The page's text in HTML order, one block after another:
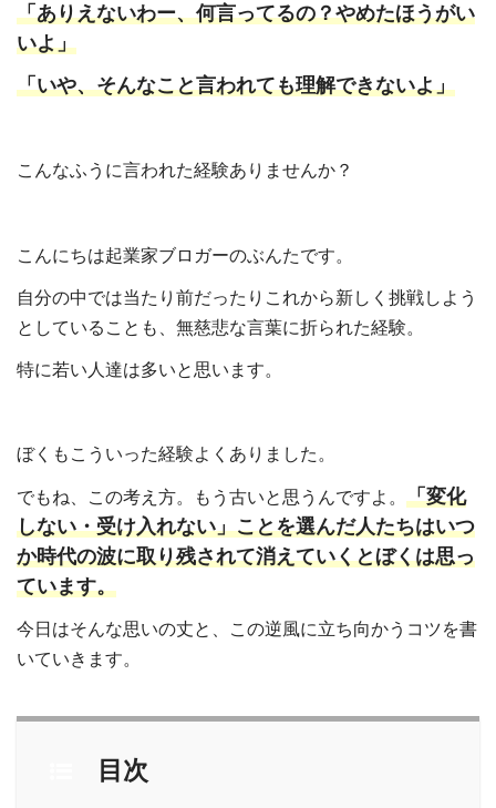
「ありえないわー、何言ってるの？やめたほうがい
いよ」
「いや、そんなこと言われても理解できないよ」
こんなふうに言われた経験ありませんか？
こんにちは起業家ブロガーのぶんたです。
自分の中では当たり前だったりこれから新しく挑戦しよう
としていることも、無慈悲な言葉に折られた経験。
特に若い人達は多いと思います。
ぼくもこういった経験よくありました。
でもね、この考え方。もう古いと思うんですよ。 「変化
しない・受け入れない」ことを選んだ人たちはいつ
か時代の波に取り残されて消えていくとぼくは思っ
ています。
今日はそんな思いの丈と、この逆風に立ち向かうコツを書
いていきます。
目次